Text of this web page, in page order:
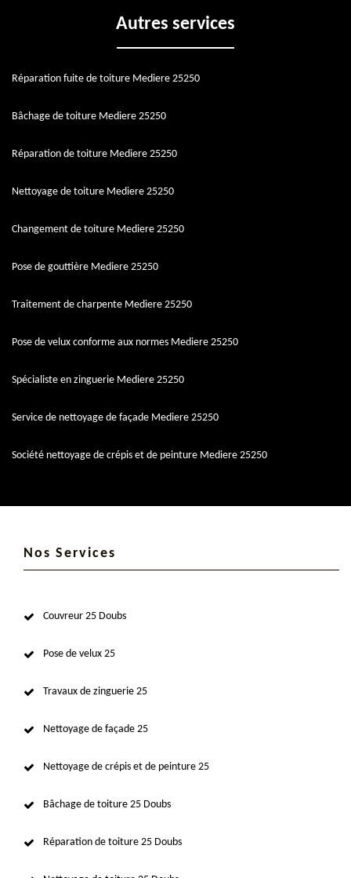
Autres services
Réparation fuite de toiture Mediere 25250
Bâchage de toiture Mediere 25250
Réparation de toiture Mediere 25250
Nettoyage de toiture Mediere 25250
Changement de toiture Mediere 25250
Pose de gouttière Mediere 25250
Traitement de charpente Mediere 25250
Pose de velux conforme aux normes Mediere 25250
Spécialiste en zinguerie Mediere 25250
Service de nettoyage de façade Mediere 25250
Société nettoyage de crépis et de peinture Mediere 25250
Nos Services
Couvreur 25 Doubs
Pose de velux 25
Travaux de zinguerie 25
Nettoyage de façade 25
Nettoyage de crépis et de peinture 25
Bâchage de toiture 25 Doubs
Réparation de toiture 25 Doubs